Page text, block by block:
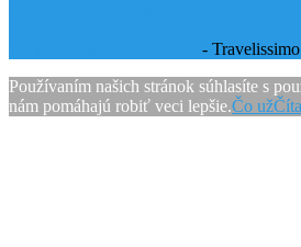
-
Používaním našich stránok súhlasíte s
nám pomáhajú robiť veci lepšie.Čo už